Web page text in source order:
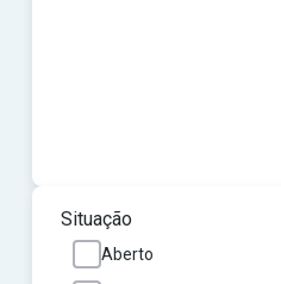
Situação
Aberto